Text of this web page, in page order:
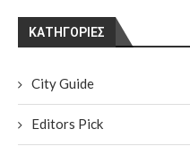
KΑΤΗΓΟΡΊΕΣ
City Guide
Editors Pick